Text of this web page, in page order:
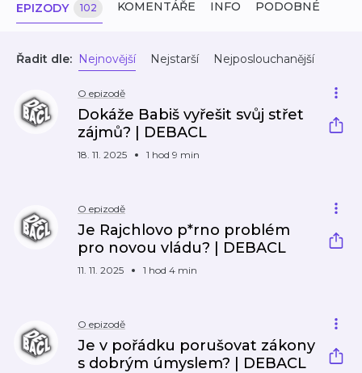
EPIZODY 102 KOMENTÁŘE INFO PODOBNÉ
Řadit dle: Nejnovější Nejstarší Nejposlouchanější
O epizodě
Dokáže Babiš vyřešit svůj střet
zájmů? | DEBACL
18. 11. 2025 1 hod 9 min
O epizodě
Je Rajchlovo p*rno problém
pro novou vládu? | DEBACL
11. 11. 2025 1 hod 4 min
O epizodě
Je v pořádku porušovat zákony
s dobrým úmyslem? | DEBACL